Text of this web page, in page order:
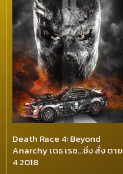
Death Race 4: Beyond
Anarchy เดธ เรซ…ซิ่ง สั่ง ตาย
4 2018